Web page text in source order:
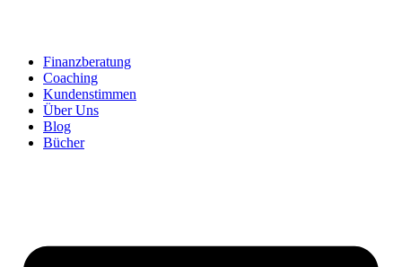
Finanzberatung
Coaching
Kundenstimmen
Über Uns
Blog
Bücher